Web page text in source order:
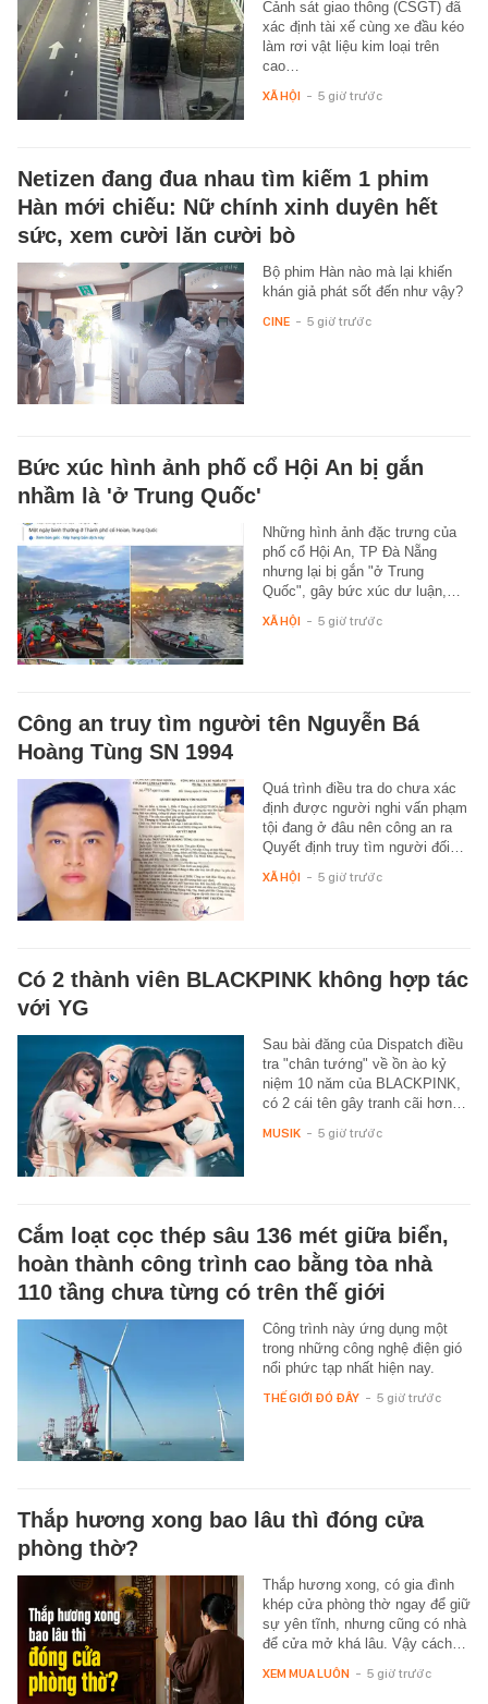
Cảnh sát giao thông (CSGT) đã
xác định tài xế cùng xe đầu kéo
làm rơi vật liệu kim loại trên
cao…
XÃ HỘI - 5 giờ trước
Netizen đang đua nhau tìm kiếm 1 phim
Hàn mới chiếu: Nữ chính xinh duyên hết
sức, xem cười lăn cười bò
Bộ phim Hàn nào mà lại khiến
khán giả phát sốt đến như vậy?
CINE - 5 giờ trước
Bức xúc hình ảnh phố cổ Hội An bị gắn
nhầm là 'ở Trung Quốc'
Những hình ảnh đặc trưng của
phố cổ Hội An, TP Đà Nẵng
nhưng lại bị gắn "ở Trung
Quốc", gây bức xúc dư luận,…
XÃ HỘI - 5 giờ trước
Công an truy tìm người tên Nguyễn Bá
Hoàng Tùng SN 1994
Quá trình điều tra do chưa xác
định được người nghi vấn phạm
tội đang ở đâu nên công an ra
Quyết định truy tìm người đối…
XÃ HỘI - 5 giờ trước
Có 2 thành viên BLACKPINK không hợp tác
với YG
Sau bài đăng của Dispatch điều
tra "chân tướng" về ồn ào kỷ
niệm 10 năm của BLACKPINK,
có 2 cái tên gây tranh cãi hơn…
MUSIK - 5 giờ trước
Cắm loạt cọc thép sâu 136 mét giữa biển,
hoàn thành công trình cao bằng tòa nhà
110 tầng chưa từng có trên thế giới
Công trình này ứng dụng một
trong những công nghệ điện gió
nổi phức tạp nhất hiện nay.
THẾ GIỚI ĐÓ ĐÂY - 5 giờ trước
Thắp hương xong bao lâu thì đóng cửa
phòng thờ?
Thắp hương xong, có gia đình
khép cửa phòng thờ ngay để giữ
sự yên tĩnh, nhưng cũng có nhà
để cửa mở khá lâu. Vậy cách…
XEM MUA LUÔN - 5 giờ trước